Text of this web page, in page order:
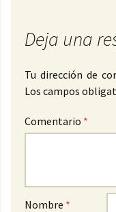
Deja una
Tu dirección de
Los campos
Comentario *
Nombre *